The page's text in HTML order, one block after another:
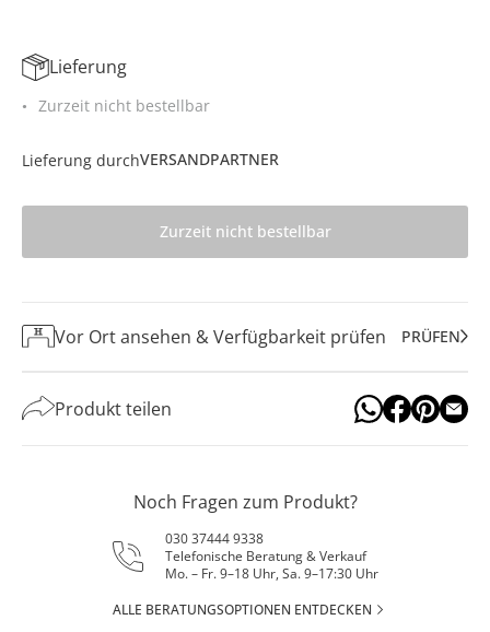
Lieferung
Zurzeit nicht bestellbar
Lieferung durchVERSANDPARTNER
Zurzeit nicht bestellbar
Vor Ort ansehen & Verfügbarkeit prüfen PRÜFEN
Produkt teilen
Noch Fragen zum Produkt?
030 37444 9338
Telefonische Beratung & Verkauf
Mo. – Fr. 9–18 Uhr, Sa. 9–17:30 Uhr
ALLE BERATUNGSOPTIONEN ENTDECKEN